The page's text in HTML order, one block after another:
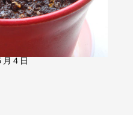
月４日